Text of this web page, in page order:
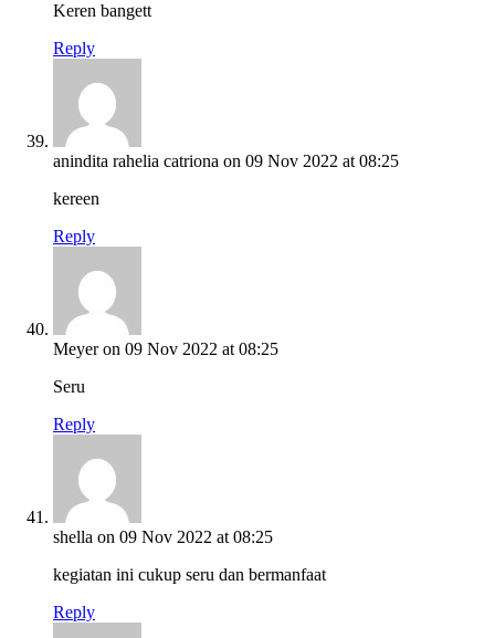
Keren bangett
Reply
anindita rahelia catriona on 09 Nov 2022 at 08:25
kereen
Reply
Meyer on 09 Nov 2022 at 08:25
Seru
Reply
shella on 09 Nov 2022 at 08:25
kegiatan ini cukup seru dan bermanfaat
Reply